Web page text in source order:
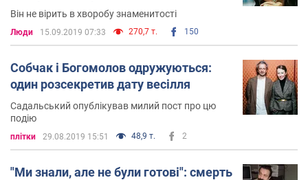
Він не вірить в хворобу знаменитості
Люди 15.09.2019 07:33 270,7 т. 150
Собчак і Богомолов одружуються:
один розсекретив дату весілля
Садальський опублікував милий пост про цю
подію
плітки 29.08.2019 15:51 48,9 т. 2
"Ми знали, але не були готові": смерть